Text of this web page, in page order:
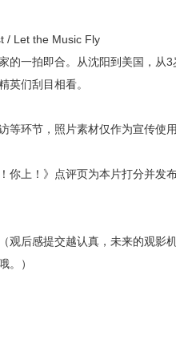
Let the Music Fly
一拍即合。从沈阳到美国，从3
英们刮目相看。
节，照片素材仅作为宣传使
上！》点评页为本片打分并发
后感提交越认真，未来的观影
。）